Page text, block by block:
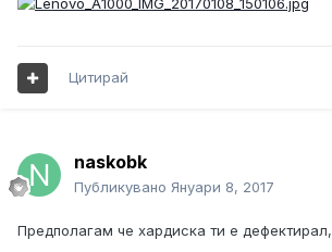
Цитирай
naskobk
Публикувано Януари 8, 2017
Предполагам че хардиска ти е дефектирал,